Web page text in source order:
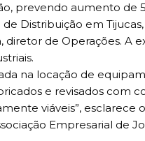
prevendo aumento de
Distribuição em
diretor de Operações. A
na locação de
e revisados com
viáveis”,
Empresarial de